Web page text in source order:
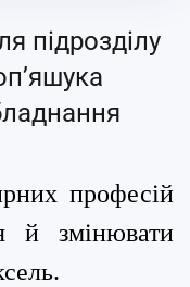
підрозділу
професій
й змінювати